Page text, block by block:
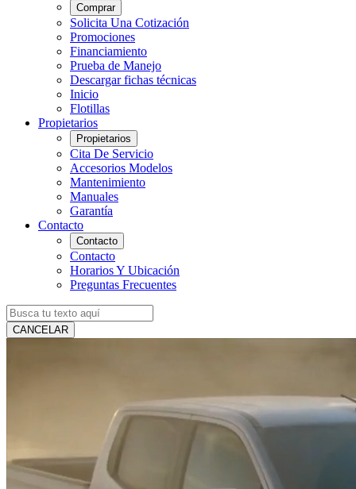
Comprar
Solicita Una Cotización
Promociones
Financiamiento
Prueba de Manejo
Descargar fichas técnicas
Inicio
Flotillas
Propietarios
Propietarios
Cita De Servicio
Accesorios Modelos
Mantenimiento
Manuales
Garantía
Contacto
Contacto
Contacto
Horarios Y Ubicación
Preguntas Frecuentes
CANCELAR